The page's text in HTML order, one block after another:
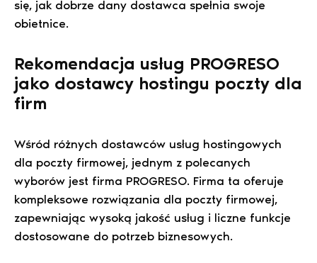
się, jak dobrze dany dostawca spełnia swoje
obietnice.
Rekomendacja usług PROGRESO
jako dostawcy hostingu poczty dla
firm
Wśród różnych dostawców usług hostingowych
dla poczty firmowej, jednym z polecanych
wyborów jest firma PROGRESO. Firma ta oferuje
kompleksowe rozwiązania dla poczty firmowej,
zapewniając wysoką jakość usług i liczne funkcje
dostosowane do potrzeb biznesowych.